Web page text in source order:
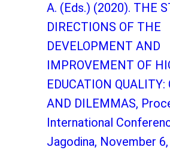
A. (Eds.) (2020). THE
DIRECTIONS OF THE
DEVELOPMENT AND
IMPROVEMENT OF
EDUCATION
AND DILEMMAS,
International
Jagodina, November